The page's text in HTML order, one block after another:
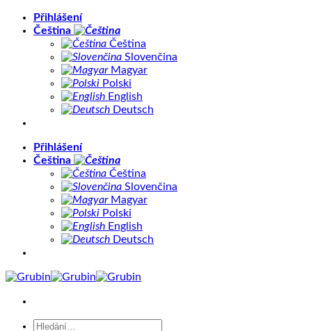
PřeskočitPřihlášení
Čeština
Čeština
Slovenčina
Magyar
Polski
English
Deutsch
Přihlášení
Čeština
Čeština
Slovenčina
Magyar
Polski
English
Deutsch
Hledat: